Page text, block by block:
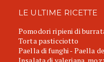
LE ULTIME RICETTE
Pomodori ripieni di
Torta pasticciotto
Paella di funghi - Paella